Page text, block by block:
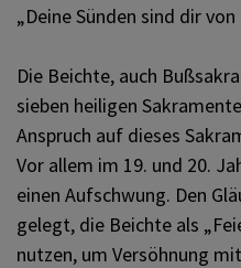
„Deine Sünden sind dir
Die Beichte, auch
sieben heiligen
Anspruch auf dieses
Vor allem im 19. und 20.
einen Aufschwung. Den
gelegt, die Beichte als
nutzen, um Versöhnung